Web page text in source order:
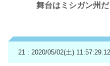
舞台はミシガン州
21 : 2020/05/02(土)